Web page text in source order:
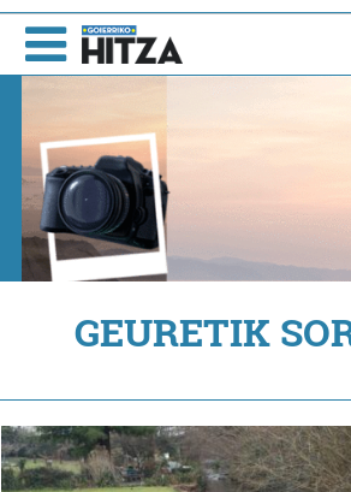
GEURETIK